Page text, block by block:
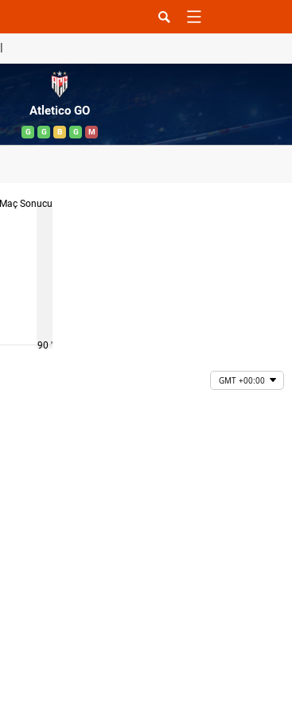
Atletico GO
G G B G M
Maç Sonucu
90 '
GMT +00:00